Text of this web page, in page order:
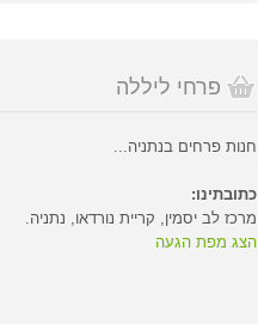
פרחי ליללה
חנות פרחים בנתניה...
כתובתינו:
מרכז לב יסמין, קריית נורדאו, נתניה.
הצג מפת הגעה